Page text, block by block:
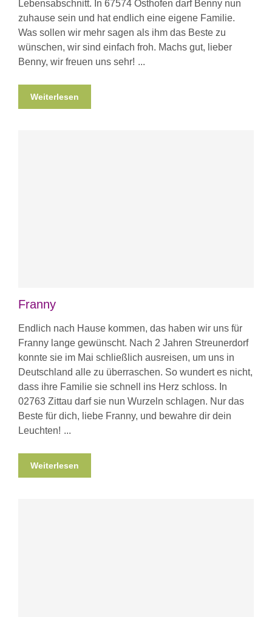
Lebensabschnitt. In 67574 Osthofen darf Benny nun
zuhause sein und hat endlich eine eigene Familie.
Was sollen wir mehr sagen als ihm das Beste zu
wünschen, wir sind einfach froh. Machs gut, lieber
Benny, wir freuen uns sehr!
Weiterlesen
Franny
Endlich nach Hause kommen, das haben wir uns für
Franny lange gewünscht. Nach 2 Jahren Streunerdorf
konnte sie im Mai schließlich ausreisen, um uns in
Deutschland alle zu überraschen. So wundert es nicht,
dass ihre Familie sie schnell ins Herz schloss. In
02763 Zittau darf sie nun Wurzeln schlagen. Nur das
Beste für dich, liebe Franny, und bewahre dir dein
Leuchten!
Weiterlesen